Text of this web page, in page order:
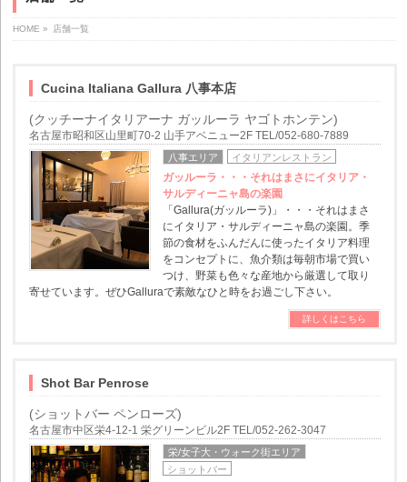
HOME » 店舗一覧
Cucina Italiana Gallura 八事本店
(クッチーナイタリアーナ ガッルーラ ヤゴトホンテン)
名古屋市昭和区山里町70-2 山手アベニュー2F TEL/052-680-7889
八事エリア イタリアンレストラン
ガッルーラ・・・それはまさにイタリア・
サルディーニャ島の楽園
「Gallura(ガッルーラ)」・・・それはまさ
にイタリア・サルディーニャ島の楽園。季
節の食材をふんだんに使ったイタリア料理
をコンセプトに、魚介類は毎朝市場で買い
つけ、野菜も色々な産地から厳選して取り
寄せています。ぜひGalluraで素敵なひと時をお過ごし下さい。
詳しくはこちら
Shot Bar Penrose
(ショットバー ペンローズ)
名古屋市中区栄4-12-1 栄グリーンビル2F TEL/052-262-3047
栄/女子大・ウォーク街エリア
ショットバー